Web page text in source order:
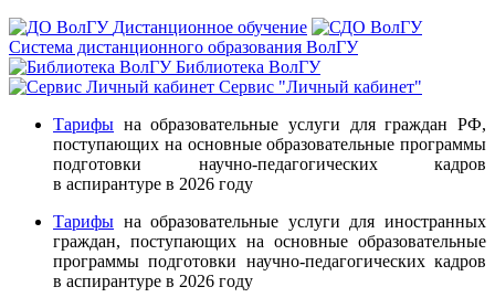
Дистанционное обучение
Система дистанционного образования ВолГУ
Библиотека ВолГУ
Сервис "Личный кабинет"
Тарифы на образовательные услуги для граждан РФ,
поступающих на основные образовательные программы
подготовки научно-педагогических кадров
в аспирантуре в 2026 году
Тарифы на образовательные услуги для иностранных
граждан, поступающих на основные образовательные
программы подготовки научно-педагогических кадров
в аспирантуре в 2026 году